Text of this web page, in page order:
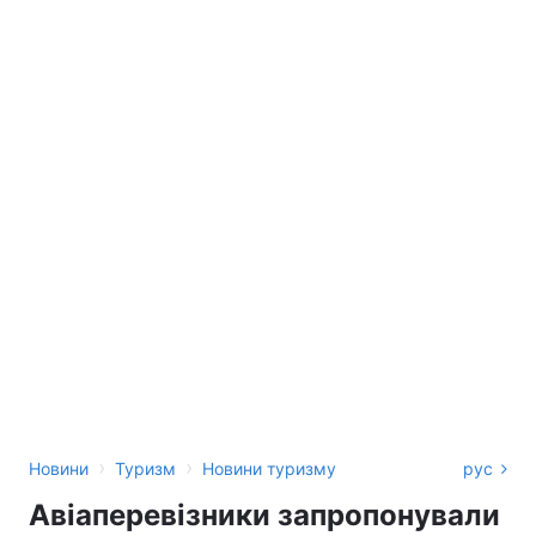
Новини › Туризм › Новини туризму рус
Авіаперевізники запропонували